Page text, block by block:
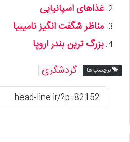
غذاهای اسپانیایی
مناظر شگفت انگیز نامیبیا
بزرگ ترین بندر اروپا
برچسب ها گردشگری